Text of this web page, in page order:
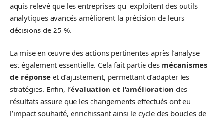
aquis relevé que les entreprises qui exploitent des outils
analytiques avancés améliorent la précision de leurs
décisions de 25 %.
La mise en œuvre des actions pertinentes après l’analyse
est également essentielle. Cela fait partie des mécanismes
de réponse et d’ajustement, permettant d’adapter les
stratégies. Enfin, l’évaluation et l’amélioration des
résultats assure que les changements effectués ont eu
l’impact souhaité, enrichissant ainsi le cycle des boucles de